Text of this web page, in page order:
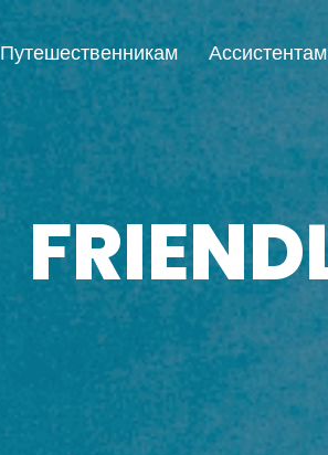
Путешественникам Ассистентам